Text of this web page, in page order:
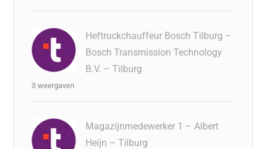
Heftruckchauffeur Bosch Tilburg –
Bosch Transmission Technology
B.V. – Tilburg
3 weergaven
Magazijnmedewerker 1 – Albert
Heijn – Tilburg